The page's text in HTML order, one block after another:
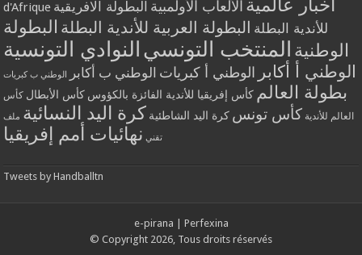
d'Afrique
أخبار عالمية الألعاب الأولمبية البطولة الافريقية
للأندية البطلة البطولة العربية للأندية البطلة البطولة
الوطنية المنتخب التونسي النوادي التونسية
الوطني أ أكابر الوطني أ كبريات الوطني ب أكابر الوطني ب كبريات
بطولة العالم كأس إفريقيا للأندية الفائزة بالكؤوس كأس الأبطال كأس
العالم للأندية كأس تونس كرة اليد الشاطئية كرة اليد النسائية ملف
تقني نهائيات أمم إفريقيا
Tweets by Handballtn
e-pirana
Perfexina
© Copyright 2026, Tous droits réservés